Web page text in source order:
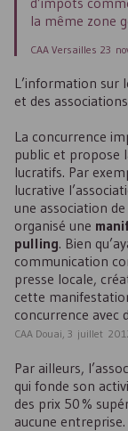
la même zone
CAA Versailles 23
L’information sur
et des
La concurrence
public et propose
lucratifs. Par
lucrative
une association
organisé une
pulling. Bien
communication
presse locale,
cette
concurrence avec
CAA Douai, 3 juillet
Par ailleurs,
qui fonde son
des prix 50 %
aucune entreprise.